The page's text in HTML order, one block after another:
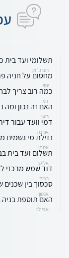
תשלומי ועד בית
רוני ג`אן
מחסום על חניה
יוסי
כמה רוב צריך
דני
האם זה נכון ומה
רועי
דמי וועד עבור
אורנה
נזילת מי גשמים
אסתי
תשלום ועד בית
אליקו
דוד שמש מרכזי
רביד
סכסוך בין
אנטון
האם תוספת בניה
אבי לוי